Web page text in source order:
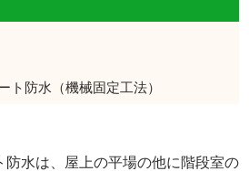
ト防水（機械固定工法）
防水は、屋上の平場の他に階段室の